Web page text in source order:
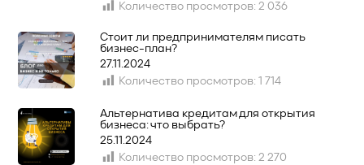
Количество просмотров: 2 036
Стоит ли предпринимателям писать
бизнес-план?
27.11.2024
Количество просмотров: 1 714
Альтернатива кредитам для открытия
бизнеса: что выбрать?
25.11.2024
Количество просмотров: 2 270